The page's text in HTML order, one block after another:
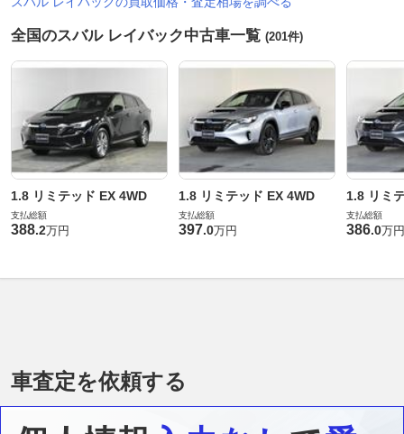
全国のスバル レイバック中古車一覧 (201件)
1.8 リミテッド EX 4WD
支払総額
388.2万円
1.8 リミテッド EX 4WD
支払総額
397.0万円
1.8 リミ
支払総額
386.0万円
車査定を依頼する